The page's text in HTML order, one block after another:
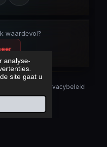
analyse-
site gaat u
waardevol?
Privacybeleid
Sitemap